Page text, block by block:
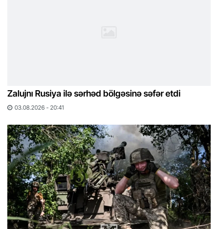
Zalujnı Rusiya ilə sərhəd bölgəsinə səfər etdi
03.08.2026 - 20:41